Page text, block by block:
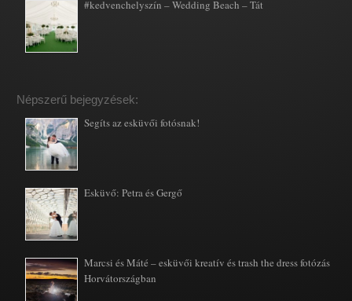
#kedvenchelyszín – Wedding Beach – Tát
Népszerű bejegyzések:
Segíts az esküvői fotósnak!
Esküvő: Petra és Gergő
Marcsi és Máté – esküvői kreatív és trash the dress fotózás
Horvátországban